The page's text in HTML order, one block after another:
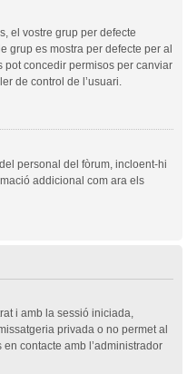
el vostre grup per defecte
grup es mostra per defecte per al
pot concedir permisos per canviar
de control de l’usuari.
personal del fòrum, incloent-hi
addicional com ara els
i amb la sessió iniciada,
privada o no permet al
contacte amb l’administrador